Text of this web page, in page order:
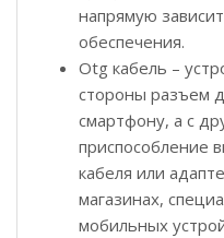
напрямую
обеспечения.
Otg кабель –
стороны разъем
смартфону, а с
приспособление
кабеля или
магазинах,
мобильных